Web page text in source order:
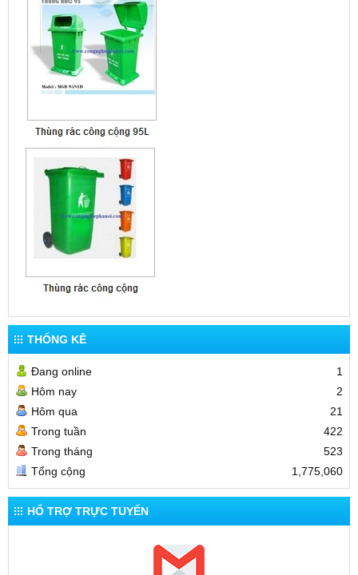
THỐNG KÊ
Đang online
1
Hôm nay
2
Hôm qua
21
Trong tuần
422
Trong tháng
523
Tổng cộng
1,775,060
HỔ TRỢ TRỰC TUYẾN